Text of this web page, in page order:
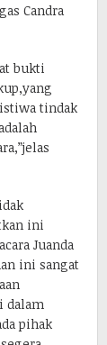
Candra
bukti
tindak
ini
Juanda
ini sangat
dalam
pihak